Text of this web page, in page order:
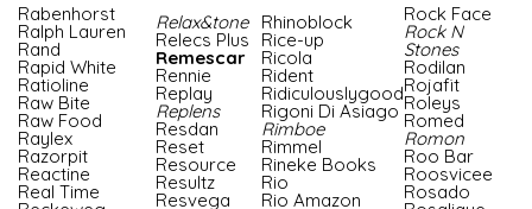
Rabenhorst
Ralph Lauren
Rand
Rapid White
Ratioline
Raw Bite
Raw Food
Raylex
Razorpit
Reactine
Real Time
Relax&tone
Relecs Plus
Remescar
Rennie
Replay
Replens
Resdan
Reset
Resource
Resultz
Resvega
Rhinoblock
Rice-up
Ricola
Rident
Ridiculouslygood
Rigoni Di Asiago
Rimboe
Rimmel
Rineke Books
Rio
Rio Amazon
Rock Face
Rock N
Stones
Rodilan
Rojafit
Roleys
Romed
Romon
Roo Bar
Roosvicee
Rosado